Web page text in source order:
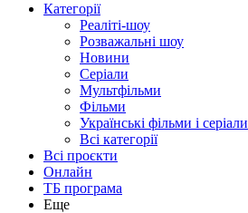
Категорії
Реаліті-шоу
Розважальні шоу
Новини
Серіали
Мультфільми
Фільми
Українські фільми і серіали
Всі категорії
Всі проєкти
Онлайн
ТБ програма
Еще